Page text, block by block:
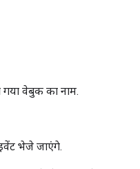
गया वेबुक का नाम.
भेजे जाएंगे.